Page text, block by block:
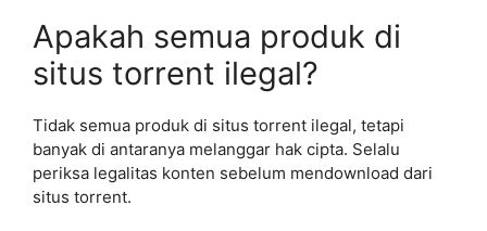
Apakah semua produk di
situs torrent ilegal?
Tidak semua produk di situs torrent ilegal, tetapi
banyak di antaranya melanggar hak cipta. Selalu
periksa legalitas konten sebelum mendownload dari
situs torrent.